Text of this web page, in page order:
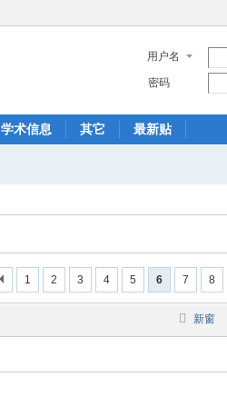
用户名
密码
学术信息 其它 最新贴
1 2 3 4 5 6 7 8
新窗